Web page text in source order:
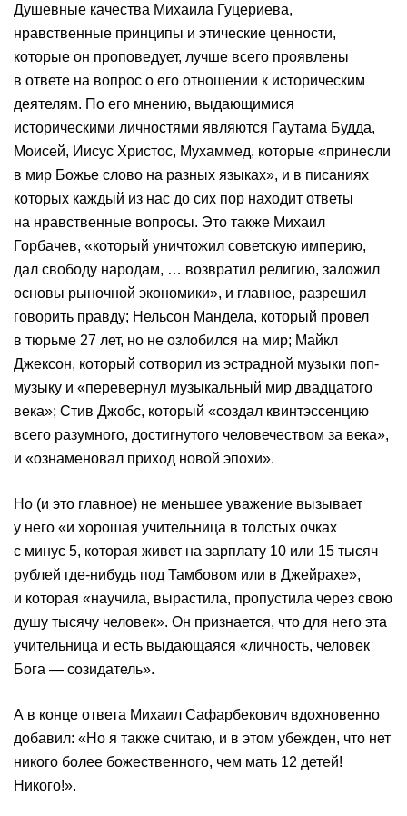
Душевные качества Михаила Гуцериева,
нравственные принципы и этические ценности,
которые он проповедует, лучше всего проявлены
в ответе на вопрос о его отношении к историческим
деятелям. По его мнению, выдающимися
историческими личностями являются Гаутама Будда,
Моисей, Иисус Христос, Мухаммед, которые «принесли
в мир Божье слово на разных языках», и в писаниях
которых каждый из нас до сих пор находит ответы
на нравственные вопросы. Это также Михаил
Горбачев, «который уничтожил советскую империю,
дал свободу народам, … возвратил религию, заложил
основы рыночной экономики», и главное, разрешил
говорить правду; Нельсон Мандела, который провел
в тюрьме 27 лет, но не озлобился на мир; Майкл
Джексон, который сотворил из эстрадной музыки поп-
музыку и «перевернул музыкальный мир двадцатого
века»; Стив Джобс, который «создал квинтэссенцию
всего разумного, достигнутого человечеством за века»,
и «ознаменовал приход новой эпохи».
Но (и это главное) не меньшее уважение вызывает
у него «и хорошая учительница в толстых очках
с минус 5, которая живет на зарплату 10 или 15 тысяч
рублей где-нибудь под Тамбовом или в Джейрахе»,
и которая «научила, вырастила, пропустила через свою
душу тысячу человек». Он признается, что для него эта
учительница и есть выдающаяся «личность, человек
Бога — созидатель».
А в конце ответа Михаил Сафарбекович вдохновенно
добавил: «Но я также считаю, и в этом убежден, что нет
никого более божественного, чем мать 12 детей!
Никого!».